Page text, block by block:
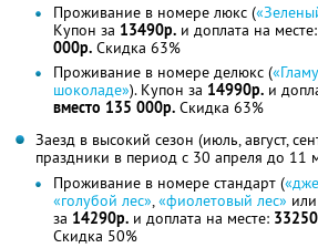
Проживание в номере люкс (
Купон за 13490р. и доплата на месте:
000р. Скидка 63%
Проживание в номере делюкс (
шоколаде»). Купон за 14990р. и
вместо 135 000р. Скидка 63%
Заезд в высокий сезон (июль, август,
праздники в период с 30 апреля до 11
Проживание в номере стандарт (
«голубой лес»,«фиолетовый лес» или
за 14290р. и доплата на месте:
Скидка 50%